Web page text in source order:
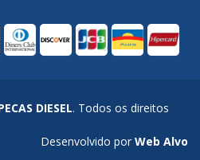
DIESEL. Todos os direitos
Desenvolvido por Web Alvo